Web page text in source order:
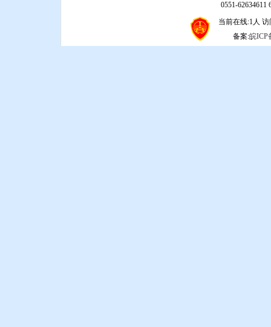
0551-62634611
当前在线:1人 访
备案:皖ICP